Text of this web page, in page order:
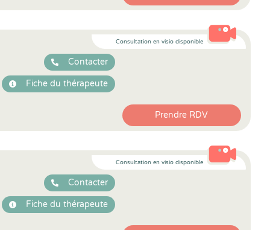
Consultation en visio disponible
Contacter
Fiche du thérapeute
Prendre RDV
Consultation en visio disponible
Contacter
Fiche du thérapeute